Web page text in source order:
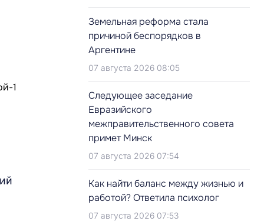
Земельная реформа стала
причиной беспорядков в
Аргентине
07 августа 2026 08:05
Следующее заседание
Евразийского
межправительственного совета
примет Минск
07 августа 2026 07:54
Как найти баланс между жизнью и
работой? Ответила психолог
07 августа 2026 07:53